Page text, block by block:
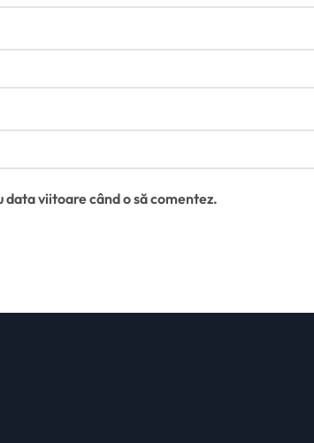
viitoare când o să comentez.